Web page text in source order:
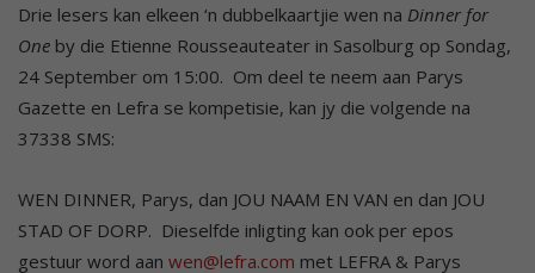
Drie lesers kan elkeen ‘n dubbelkaartjie wen na Dinner for
One by die Etienne Rousseauteater in Sasolburg op Sondag,
24 September om 15:00. Om deel te neem aan Parys
Gazette en Lefra se kompetisie, kan jy die volgende na
37338 SMS:
WEN DINNER, Parys, dan JOU NAAM EN VAN en dan JOU
STAD OF DORP. Dieselfde inligting kan ook per epos
gestuur word aan wen@lefra.com met LEFRA & Parys